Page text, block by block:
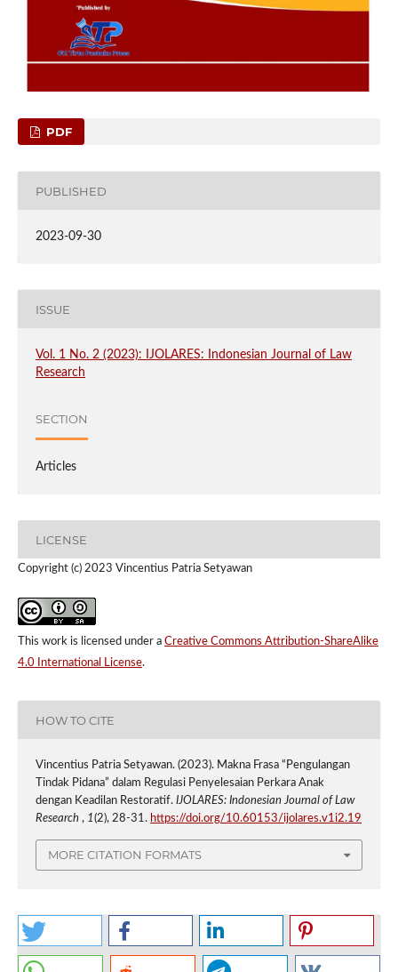
PDF
PUBLISHED
2023-09-30
ISSUE
Vol. 1 No. 2 (2023): IJOLARES: Indonesian Journal of Law
Research
SECTION
Articles
LICENSE
Copyright (c) 2023 Vincentius Patria Setyawan
This work is licensed under a Creative Commons Attribution-ShareAlike
4.0 International License.
HOW TO CITE
Vincentius Patria Setyawan. (2023). Makna Frasa “Pengulangan
Tindak Pidana” dalam Regulasi Penyelesaian Perkara Anak
dengan Keadilan Restoratif. IJOLARES: Indonesian Journal of Law
Research , 1(2), 28-31. https://doi.org/10.60153/ijolares.v1i2.19
MORE CITATION FORMATS